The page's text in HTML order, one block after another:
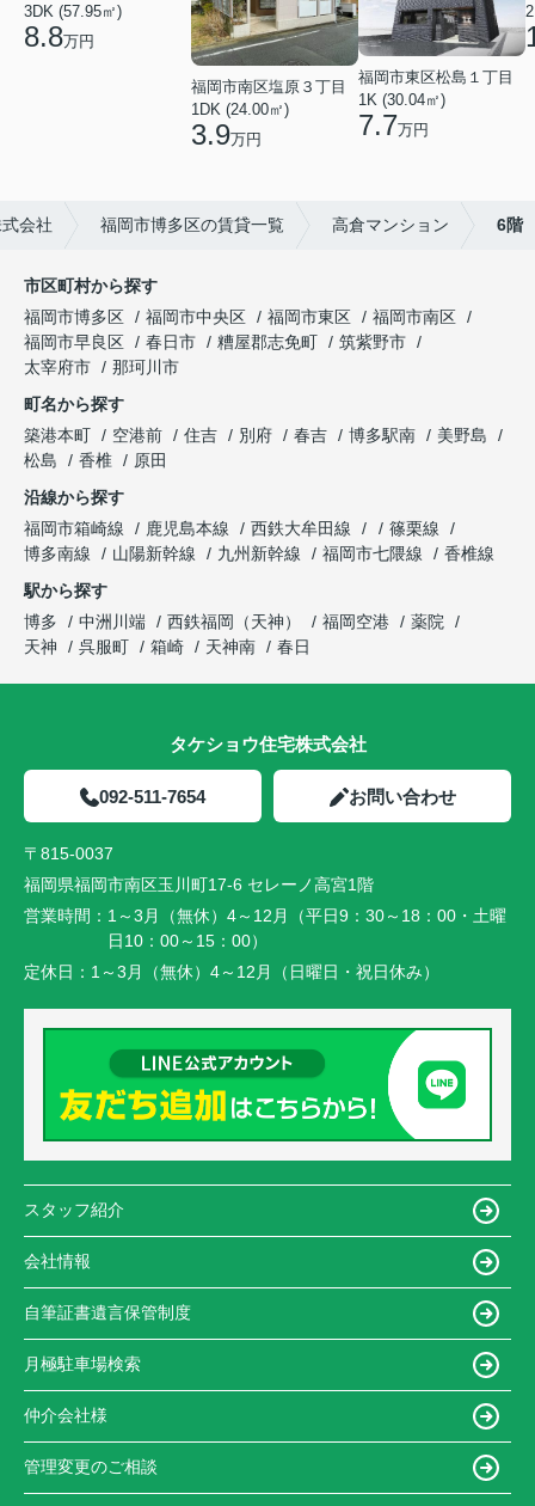
3DK (57.95㎡)
8.8万円
福岡市南区塩原３丁目
1DK (24.00㎡)
3.9万円
福岡市東区松島１丁目
1K (30.04㎡)
7.7万円
会社 福岡市博多区の賃貸一覧 高倉マンション 6階
市区町村から探す
福岡市博多区
福岡市中央区 福岡市東区
福岡市南区
福岡市早良区
春日市 糟屋郡志免町
筑紫野市
太宰府市
那珂川市
町名から探す
築港本町
空港前 住吉 別府 春吉 博多駅南
美野島
松島
香椎
原田
沿線から探す
福岡市箱崎線
鹿児島本線 西鉄大牟田線
篠栗線
博多南線
山陽新幹線 九州新幹線 福岡市七隈線
香椎線
駅から探す
博多
中洲川端 西鉄福岡（天神） 福岡空港
薬院
天神
呉服町 箱崎 天神南 春日
タケショウ住宅株式会社
092-511-7654 お問い合わせ
〒815-0037
福岡県福岡市南区玉川町17-6 セレーノ高宮1階
営業時間： 1～3月（無休）4～12月（平日9：30～18：00・土曜
日10：00～15：00）
定休日： 1～3月（無休）4～12月（日曜日・祝日休み）
スタッフ紹介
会社情報
自筆証書遺言保管制度
月極駐車場検索
仲介会社様
管理変更のご相談